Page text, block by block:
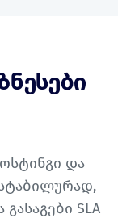
და
SLA